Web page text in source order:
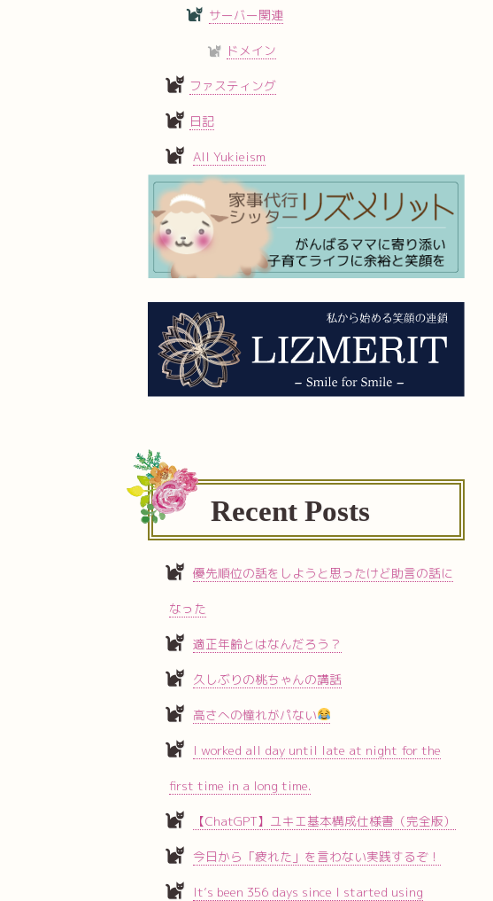
サーバー関連
ドメイン
ファスティング
日記
All Yukieism
Recent Posts
優先順位の話をしようと思ったけど助言の話に
なった
適正年齢とはなんだろう？
久しぶりの桃ちゃんの講話
高さへの憧れがパない
I worked all day until late at night for the
first time in a long time.
【ChatGPT】ユキエ基本構成仕様書（完全版）
今日から「疲れた」を言わない実践するぞ！
It’s been 356 days since I started using